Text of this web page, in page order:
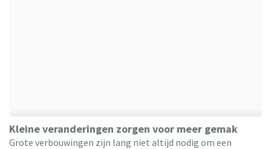
Kleine veranderingen zorgen voor meer gemak
Grote verbouwingen zijn lang niet altijd nodig om een